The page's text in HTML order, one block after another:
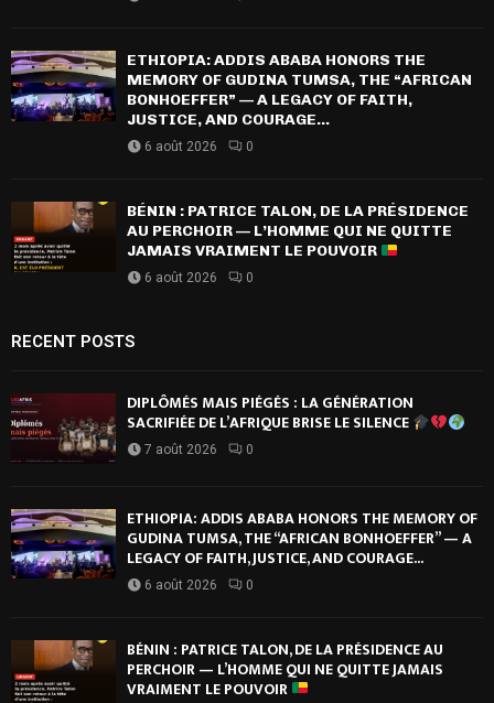
ETHIOPIA: ADDIS ABABA HONORS THE
MEMORY OF GUDINA TUMSA, THE “AFRICAN
BONHOEFFER” — A LEGACY OF FAITH,
JUSTICE, AND COURAGE...
6 août 2026 0
BÉNIN : PATRICE TALON, DE LA PRÉSIDENCE
AU PERCHOIR — L’HOMME QUI NE QUITTE
JAMAIS VRAIMENT LE POUVOIR
6 août 2026 0
RECENT POSTS
DIPLÔMÉS MAIS PIÉGÉS : LA GÉNÉRATION
SACRIFIÉE DE L’AFRIQUE BRISE LE SILENCE
7 août 2026 0
ETHIOPIA: ADDIS ABABA HONORS THE MEMORY OF
GUDINA TUMSA, THE “AFRICAN BONHOEFFER” — A
LEGACY OF FAITH, JUSTICE, AND COURAGE...
6 août 2026 0
BÉNIN : PATRICE TALON, DE LA PRÉSIDENCE AU
PERCHOIR — L’HOMME QUI NE QUITTE JAMAIS
VRAIMENT LE POUVOIR